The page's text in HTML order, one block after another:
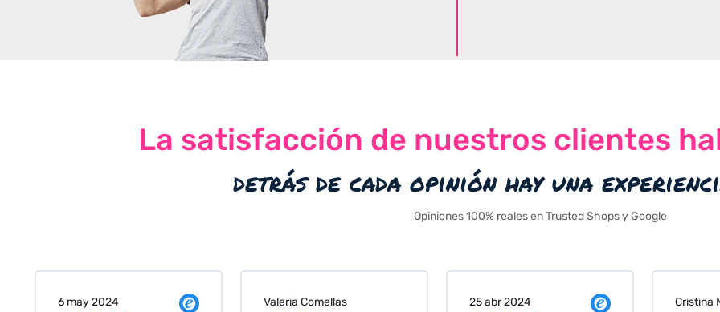
La satisfacción de nuestros clientes
detrás de cada opinión hay una
Opiniones 100% reales en Trusted Shops y Google
Valeria Comellas 25 abr 2024 Cristina Martin Serrano